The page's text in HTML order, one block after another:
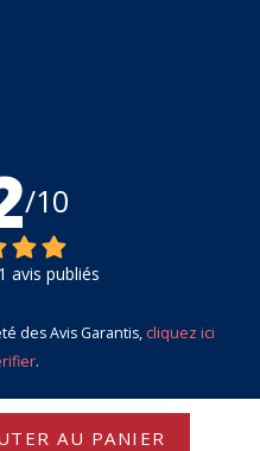
AU PANIER
/10
avis publiés
des Avis Garantis, cliquez ici
.